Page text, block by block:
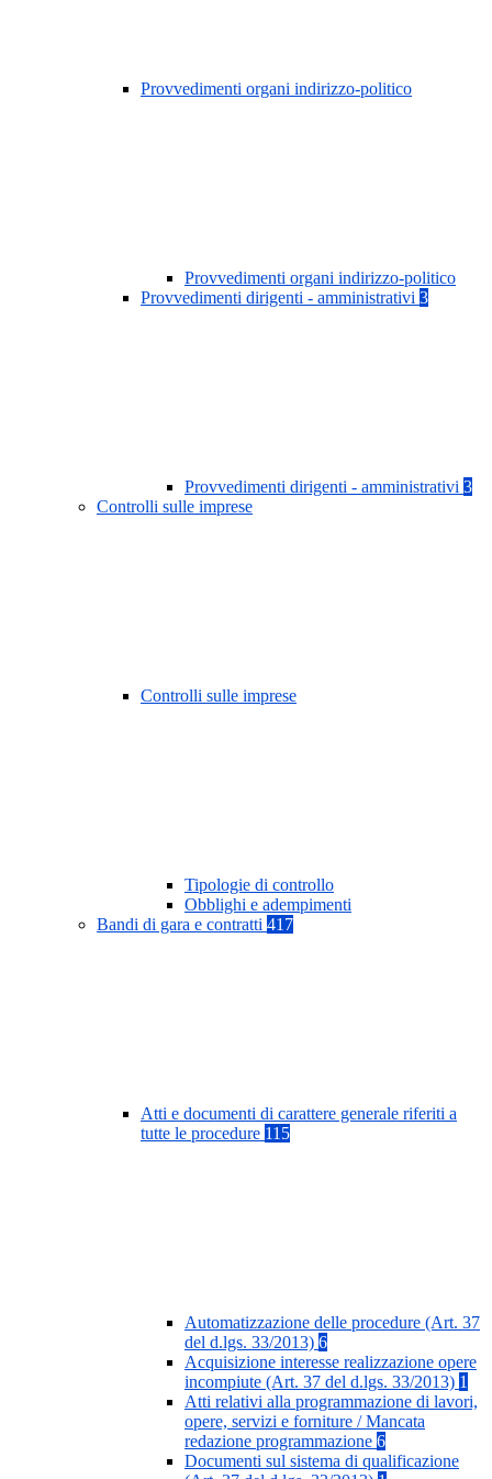
Provvedimenti organi indirizzo-politico
Provvedimenti organi indirizzo-politico
Provvedimenti dirigenti - amministrativi 3
Provvedimenti dirigenti - amministrativi 3
Controlli sulle imprese
Controlli sulle imprese
Tipologie di controllo
Obblighi e adempimenti
Bandi di gara e contratti 417
Atti e documenti di carattere generale riferiti a
tutte le procedure 115
Automatizzazione delle procedure (Art. 37
del d.lgs. 33/2013) 6
Acquisizione interesse realizzazione opere
incompiute (Art. 37 del d.lgs. 33/2013) 1
Atti relativi alla programmazione di lavori,
opere, servizi e forniture / Mancata
redazione programmazione 6
Documenti sul sistema di qualificazione